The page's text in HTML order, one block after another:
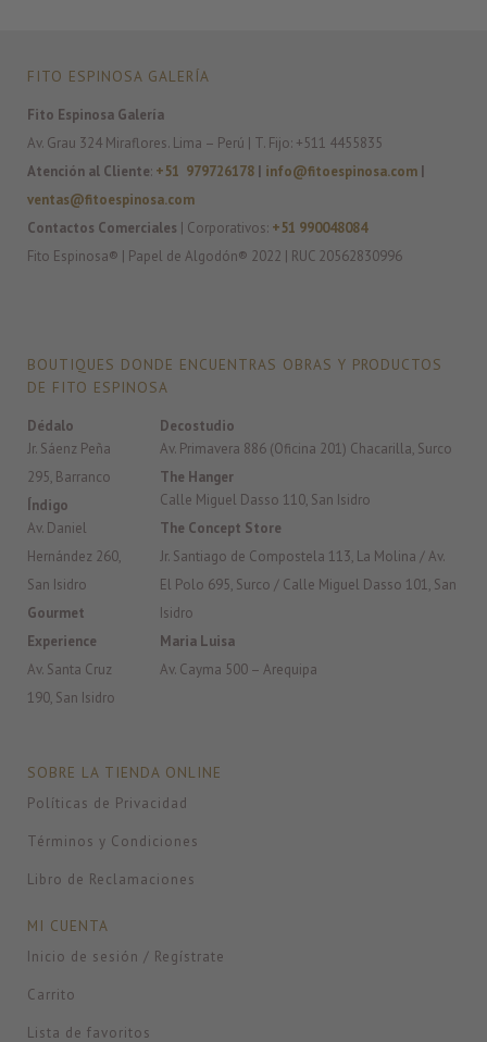
FITO ESPINOSA GALERÍA
Fito Espinosa Galería
Av. Grau 324 Miraflores. Lima – Perú | T. Fijo: +511 4455835
Atención al Cliente: +51 979726178 | info@fitoespinosa.com |
ventas@fitoespinosa.com
Contactos Comerciales | Corporativos: +51 990048084
Fito Espinosa® | Papel de Algodón® 2022 | RUC 20562830996
BOUTIQUES DONDE ENCUENTRAS OBRAS Y PRODUCTOS
DE FITO ESPINOSA
Dédalo
Jr. Sáenz Peña
295, Barranco
Índigo
Av. Daniel
Hernández 260,
San Isidro
Gourmet
Experience
Av. Santa Cruz
190, San Isidro
Decostudio
Av. Primavera 886 (Oficina 201) Chacarilla, Surco
The Hanger
Calle Miguel Dasso 110, San Isidro
The Concept Store
Jr. Santiago de Compostela 113, La Molina / Av.
El Polo 695, Surco / Calle Miguel Dasso 101, San
Isidro
Maria Luisa
Av. Cayma 500 – Arequipa
SOBRE LA TIENDA ONLINE
Políticas de Privacidad
Términos y Condiciones
Libro de Reclamaciones
MI CUENTA
Inicio de sesión / Regístrate
Carrito
Lista de favoritos